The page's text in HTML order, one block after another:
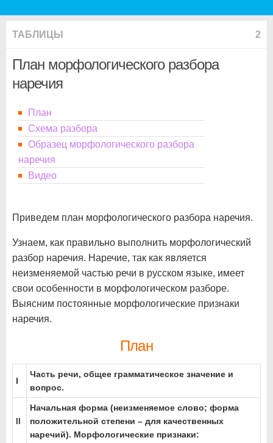
ТАБЛИЦЫ 2
План морфологического разбора
наречия
План
Схема разбора
Образец морфологического разбора
наречия
Видео
Приведем план морфологического разбора наречия.
Узнаем, как правильно выполнить морфологический
разбор наречия. Наречие, так как является
неизменяемой частью речи в русском языке, имеет
свои особенности в морфологическом разборе.
Выясним постоянные морфологические признаки
наречия.
План
I
Часть речи, общее грамматическое значение и
вопрос.
Начальная форма (неизменяемое слово; форма
положительной степени – для качественных
наречий). Морфологические признаки: